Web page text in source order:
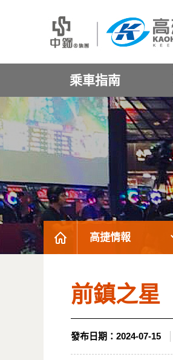
乘車指南
高捷情報
前鎮之星
發布日期： 2024-07-15